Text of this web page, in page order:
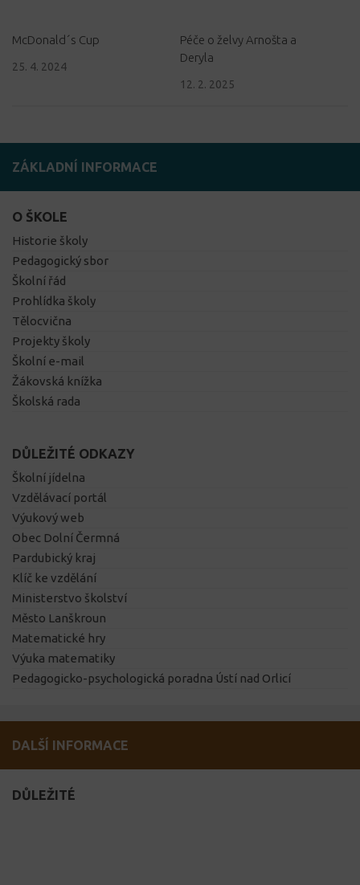
McDonald´s Cup
25. 4. 2024
Péče o želvy Arnošta a
Deryla
12. 2. 2025
ZÁKLADNÍ INFORMACE
O ŠKOLE
Historie školy
Pedagogický sbor
Školní řád
Prohlídka školy
Tělocvična
Projekty školy
Školní e-mail
Žákovská knížka
Školská rada
DŮLEŽITÉ ODKAZY
Školní jídelna
Vzdělávací portál
Výukový web
Obec Dolní Čermná
Pardubický kraj
Klíč ke vzdělání
Ministerstvo školství
Město Lanškroun
Matematické hry
Výuka matematiky
Pedagogicko-psychologická poradna Ústí nad Orlicí
DALŠÍ INFORMACE
DŮLEŽITÉ